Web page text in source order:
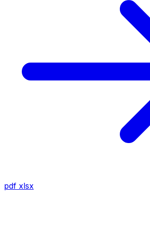
pdf xlsx